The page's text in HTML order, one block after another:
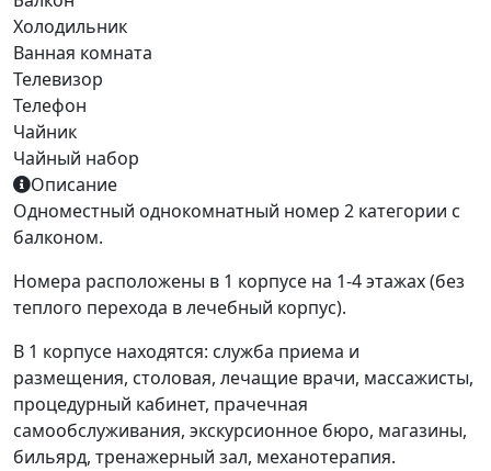
Холодильник
Ванная комната
Телевизор
Телефон
Чайник
Чайный набор
Описание
Одноместный однокомнатный номер 2 категории с
балконом.
Номера расположены в 1 корпусе на 1-4 этажах (без
теплого перехода в лечебный корпус).
В 1 корпусе находятся: служба приема и
размещения, столовая, лечащие врачи, массажисты,
процедурный кабинет, прачечная
самообслуживания, экскурсионное бюро, магазины,
бильярд, тренажерный зал, механотерапия.